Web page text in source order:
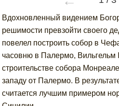
Вдохновленный видением
решимости превзойти своего
повелел построить собор в
часовню в Палермо, Вильгельм
строительстве собора
западу от Палермо. В
считается лучшим примером